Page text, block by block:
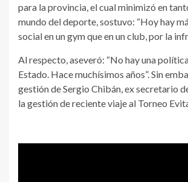
para la provincia, el cual minimizó en
mundo del deporte, sostuvo: “Hoy hay
social en un gym que en un club, por la
Al respecto, aseveró: “No hay una
Estado. Hace muchísimos años”. Sin
gestión de Sergio Chibán, ex secretario
la gestión de reciente viaje al Torneo